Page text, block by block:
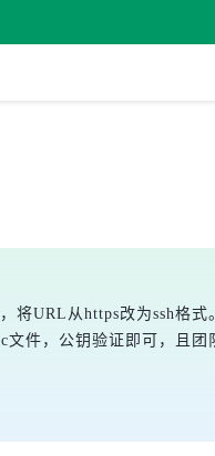
URL从https改为ssh格
件，公钥验证即可，且团